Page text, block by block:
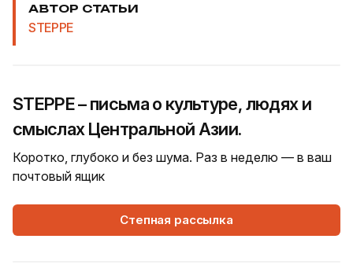
АВТОР СТАТЬИ
STEPPE
STEPPE – письма о культуре, людях и
смыслах Центральной Азии.
Коротко, глубоко и без шума. Раз в неделю — в ваш
почтовый ящик
Степная рассылка